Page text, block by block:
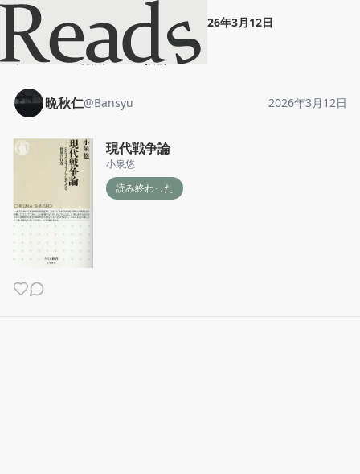
晩秋仁 現代戦争論" 2026年3月12日
ホーム 晩秋仁 投稿
晩秋仁@Bansyu 2026年3月12日
現代戦争論
小泉悠
読み終わった